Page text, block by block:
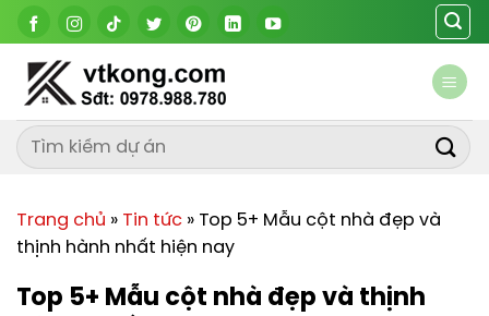
Chuyển
đến
dung
Trang chủ » Tin tức » Top 5+ Mẫu cột nhà đẹp và
thịnh hành nhất hiện nay
Top 5+ Mẫu cột nhà đẹp và thịnh